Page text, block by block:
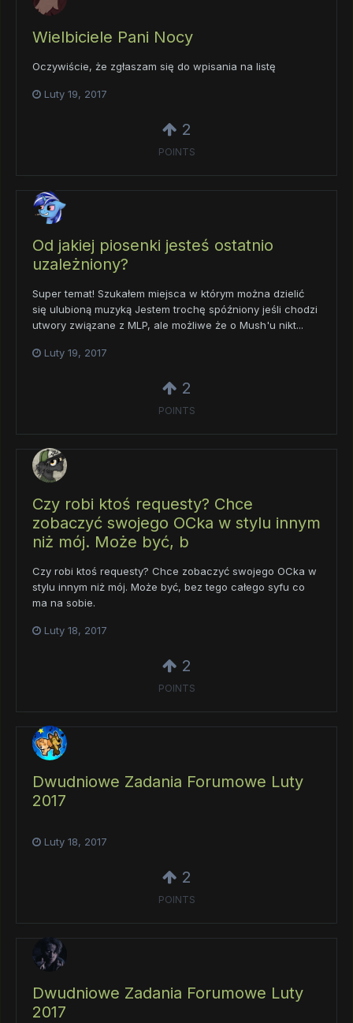
Wielbiciele Pani Nocy
Oczywiście, że zgłaszam się do wpisania na listę
Luty 19, 2017
2
POINTS
Od jakiej piosenki jesteś ostatnio
uzależniony?
Super temat! Szukałem miejsca w którym można dzielić
się ulubioną muzyką Jestem trochę spóźniony jeśli chodzi
utwory związane z MLP, ale możliwe że o Mush'u nikt...
Luty 19, 2017
2
POINTS
Czy robi ktoś requesty? Chce
zobaczyć swojego OCka w stylu innym
niż mój. Może być, b
Czy robi ktoś requesty? Chce zobaczyć swojego OCka w
stylu innym niż mój. Może być, bez tego całego syfu co
ma na sobie.
Luty 18, 2017
2
POINTS
Dwudniowe Zadania Forumowe Luty
2017
Luty 18, 2017
2
POINTS
Dwudniowe Zadania Forumowe Luty
2017